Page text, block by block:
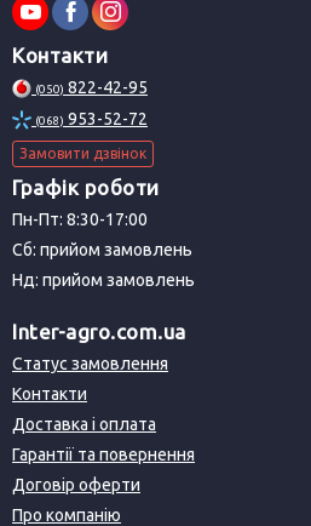
Контакти
(050) 822-42-95
(068) 953-52-72
Замовити дзвінок
Графік роботи
Пн-Пт: 8:30-17:00
Сб: прийом замовлень
Нд: прийом замовлень
Inter-agro.com.ua
Статус замовлення
Контакти
Доставка і оплата
Гарантії та повернення
Договір оферти
Про компанію